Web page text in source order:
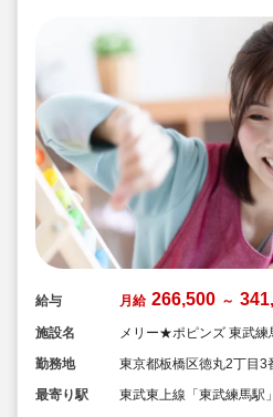
給与 月給 266,500 ～
施設名
メリー★ポピンズ 東武練
勤務地
東京都板橋区徳丸2丁目
最寄り駅
東武東上線「東武練馬駅